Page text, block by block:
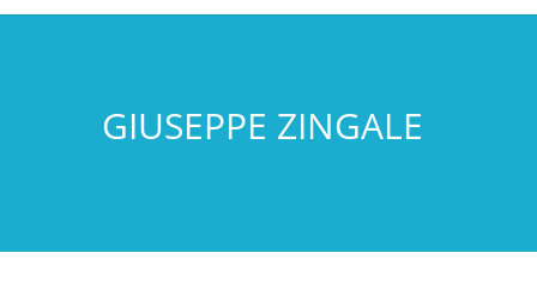
GIUSEPPE ZINGALE